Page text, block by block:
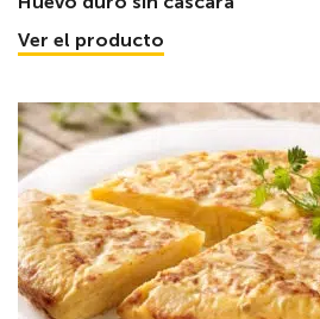
Ver el producto